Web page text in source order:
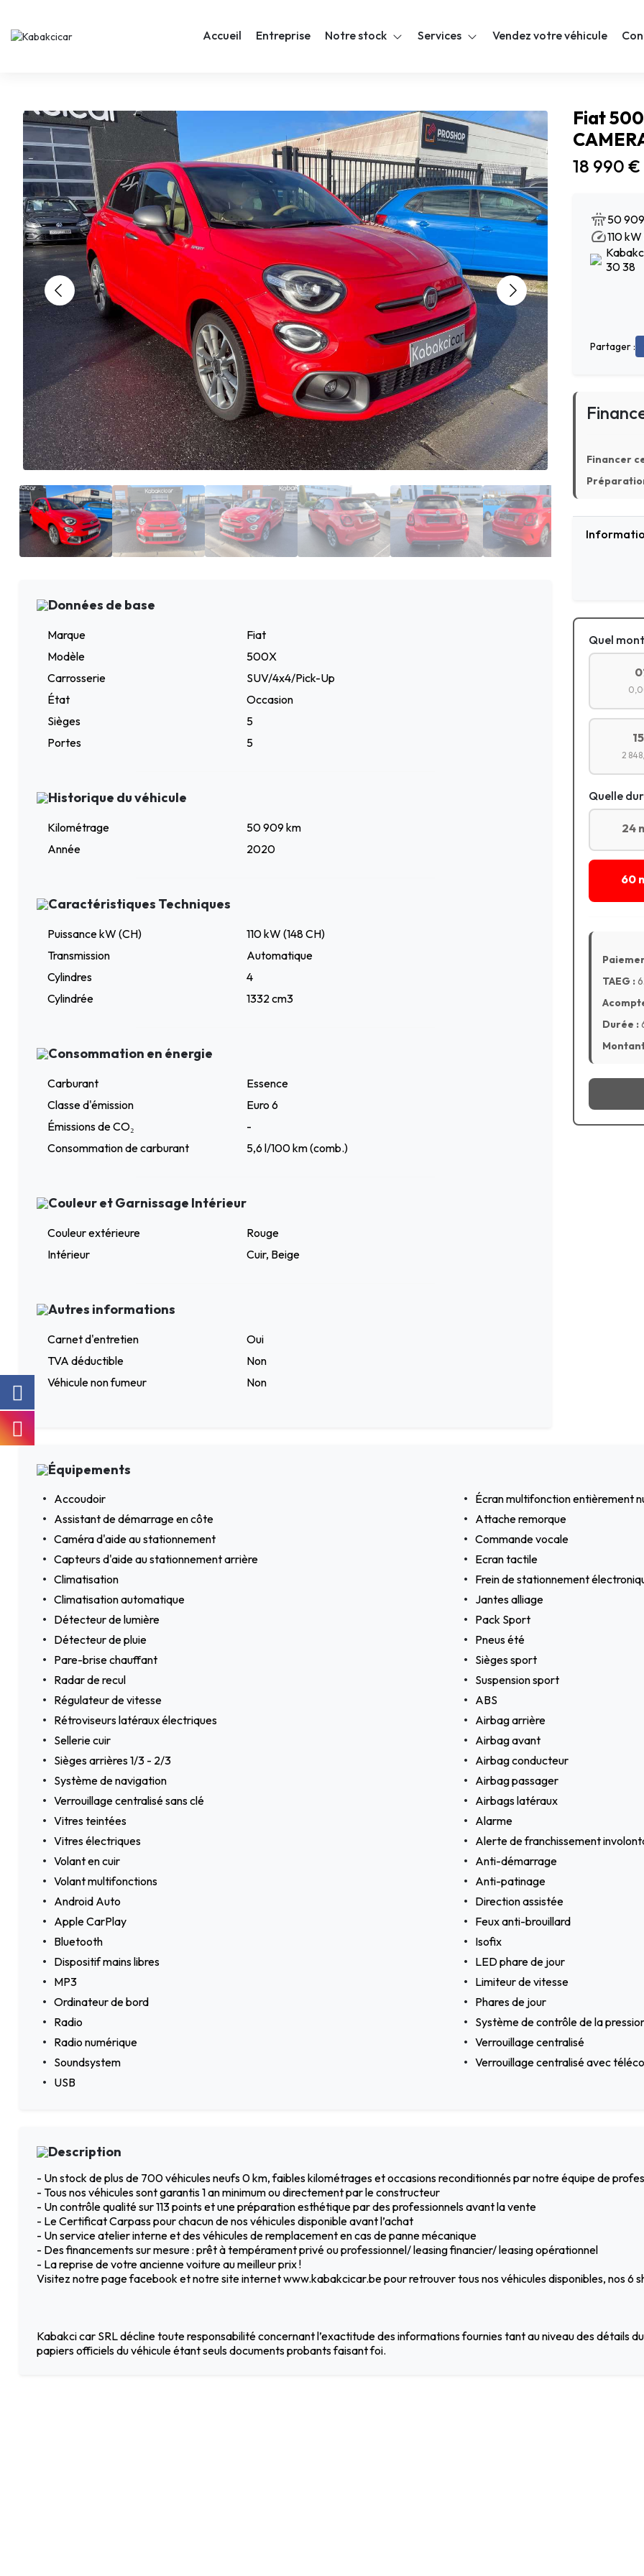
Accueil Entreprise Notre stock Services Vendez votre véhicule
Données de base
Marque
Fiat
Modèle
500X
Carrosserie
SUV/4x4/Pick-Up
État
Occasion
Sièges
5
Portes
5
Historique du véhicule
Kilométrage
50 909 km
Année
2020
Caractéristiques Techniques
Puissance kW (CH)
110 kW (148 CH)
Transmission
Automatique
Cylindres
4
Cylindrée
1332 cm3
Consommation en énergie
Carburant
Essence
Classe d'émission
Euro 6
Émissions de CO₂
-
Consommation de carburant
5,6 l/100 km (comb.)
Couleur et Garnissage Intérieur
Couleur extérieure
Rouge
Intérieur
Cuir, Beige
Autres informations
Carnet d'entretien
Oui
TVA déductible
Non
Véhicule non fumeur
Non
Fiat
18 990 €
50
110
30 38
Partager :
Financer
Quel
2
Quelle
24
60
TAEG :
Durée :
Équipements
Accoudoir
Écran multifonction entièrement
Assistant de démarrage en côte
Attache remorque
Caméra d'aide au stationnement
Commande vocale
Capteurs d'aide au stationnement arrière
Ecran tactile
Climatisation
Frein de stationnement
Climatisation automatique
Jantes alliage
Détecteur de lumière
Pack Sport
Détecteur de pluie
Pneus été
Pare-brise chauffant
Sièges sport
Radar de recul
Suspension sport
Régulateur de vitesse
ABS
Rétroviseurs latéraux électriques
Airbag arrière
Sellerie cuir
Airbag avant
Sièges arrières 1/3 - 2/3
Airbag conducteur
Système de navigation
Airbag passager
Verrouillage centralisé sans clé
Airbags latéraux
Vitres teintées
Alarme
Vitres électriques
Alerte de franchissement
Volant en cuir
Anti-démarrage
Volant multifonctions
Anti-patinage
Android Auto
Direction assistée
Apple CarPlay
Feux anti-brouillard
Bluetooth
Isofix
Dispositif mains libres
LED phare de jour
MP3
Limiteur de vitesse
Ordinateur de bord
Phares de jour
Radio
Système de contrôle de la
Radio numérique
Verrouillage centralisé
Soundsystem
Verrouillage centralisé avec
USB
Description
- Un stock de plus de 700 véhicules neufs 0 km, faibles kilométrages et occasions reconditionnés par notre équipe de
- Tous nos véhicules sont garantis 1 an minimum ou directement par le constructeur
- Un contrôle qualité sur 113 points et une préparation esthétique par des professionnels avant la vente
- Le Certificat Carpass pour chacun de nos véhicules disponible avant l’achat
- Un service atelier interne et des véhicules de remplacement en cas de panne mécanique
- Des financements sur mesure : prêt à tempérament privé ou professionnel/ leasing financier/ leasing opérationnel
- La reprise de votre ancienne voiture au meilleur prix !
Visitez notre page facebook et notre site internet www.kabakcicar.be pour retrouver tous nos véhicules disponibles, nos 6
Kabakci car SRL décline toute responsabilité concernant l’exactitude des informations fournies tant au niveau des détails
papiers officiels du véhicule étant seuls documents probants faisant foi.